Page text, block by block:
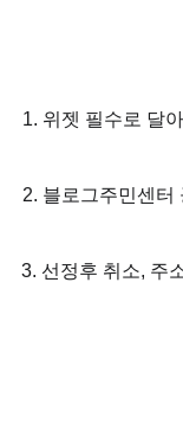
1. 위젯 필수로 달
2. 블로그주민센터
3. 선정후 취소, 주